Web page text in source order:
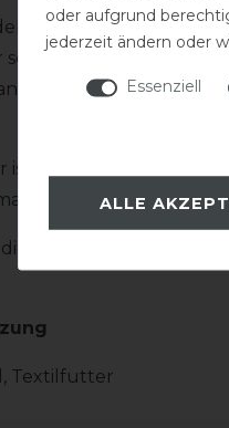
mit funkelnden
verchromte
Linienführung und
ist bereits im
Passform.
Helm
Textilfutter
oder aufgrund
jederzeit ändern oder
Essenziell
ALLE